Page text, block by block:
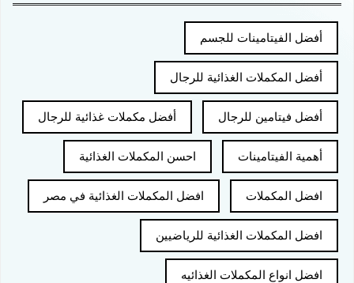
أفضل الفيتامينات للجسم
أفضل المكملات الغذائية للرجال
أفضل فيتامين للرجال أفضل مكملات غذائية للرجال
أهمية الفيتامينات احسن المكملات الغذائية
افضل المكملات افضل المكملات الغذائية في مصر
افضل المكملات الغذائية للرياضيين
افضل انواع المكملات الغذائيه